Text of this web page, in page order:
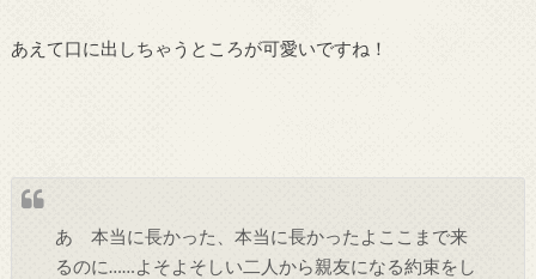
あえて口に出しちゃうところが可愛いですね！
あゝ本当に長かった、本当に長かったよここまで来
るのに……よそよそしい二人から親友になる約束をし